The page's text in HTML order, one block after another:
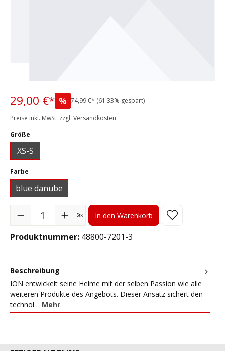
29,00 €* % 74,99 €* (61.33% gespart)
Preise inkl. MwSt. zzgl. Versandkosten
Größe
XS-S
Farbe
blue danube
Produkt Anzahl: Gib den gewünschten Wert ein oder benutze
Stk In den Warenkorb
Produktnummer: 48800-7201-3
Beschreibung
ION entwickelt seine Helme mit der selben Passion wie alle
weiteren Produkte des Angebots. Dieser Ansatz sichert den
technol… Mehr